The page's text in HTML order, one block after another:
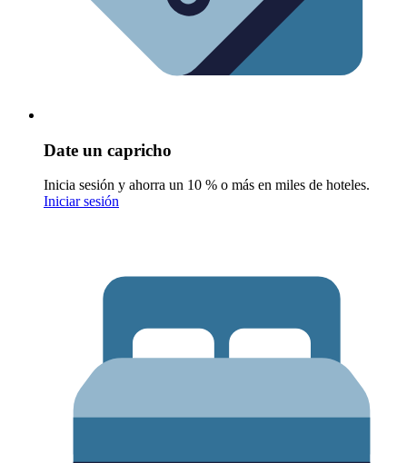
Date un capricho
Inicia sesión y ahorra un 10 % o más en miles de hoteles.
Iniciar sesión